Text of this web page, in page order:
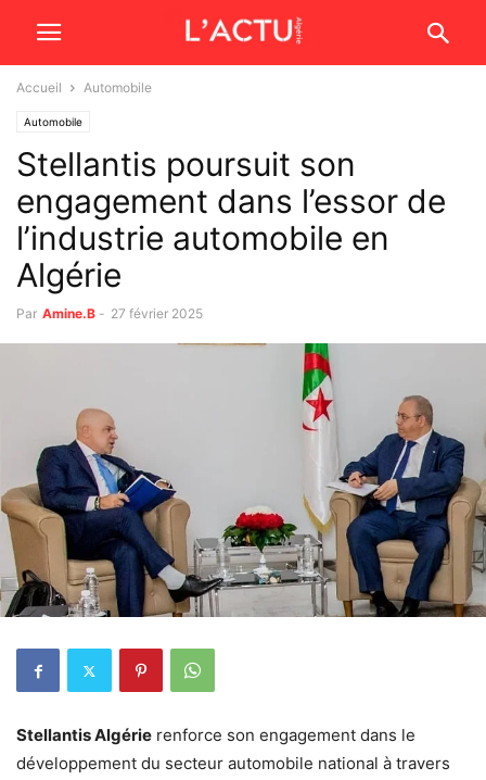
Accueil Automobile
Automobile
Stellantis poursuit son
engagement dans l’essor de
l’industrie automobile en
Algérie
Par Amine.B - 27 février 2025
Stellantis Algérie renforce son engagement dans le
développement du secteur automobile national à travers